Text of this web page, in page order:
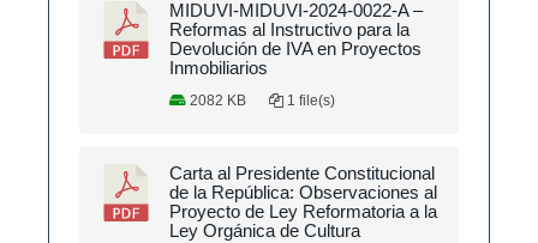
MIDUVI-MIDUVI-2024-0022-A –
Reformas al Instructivo para la
Devolución de IVA en Proyectos
Inmobiliarios
2082 KB 1 file(s)
Carta al Presidente Constitucional
de la República: Observaciones al
Proyecto de Ley Reformatoria a la
Ley Orgánica de Cultura